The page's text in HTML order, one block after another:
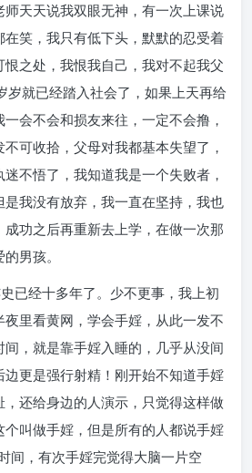
天天说我双眼无神，有一次上课说
笑，我只有低下头，默默的忍受着
之处，我恨我自己，我对不起我父
岁就已经踏入社会了，如果上天再给
会不会和损友来往，一定不会撸，
可收拾，父母对我都基本失望了，
不悟了，我知道我是一个失败者，
我没有放弃，我一直在坚持，我也
功之后再重新去上学，在做一次那
男孩。
已经十多年了。少不更事，我上初
里看黄网，学会手婬，从此一发不
，就是靠手婬入睡的，几乎从没间
更是强行射精！刚开始不知道手婬
还给身边的人演示，只觉得这样做
叫做手婬，但是所有的人都说手婬
间，有次手婬完觉得大脑一片空